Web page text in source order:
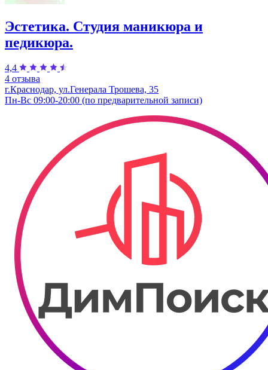
Эстетика. Студия маникюра и
педикюра.
4,4
4 отзыва
г.Краснодар, ул.Генерала Трошева, 35
Пн-Вс 09:00-20:00 (по предварительной записи)